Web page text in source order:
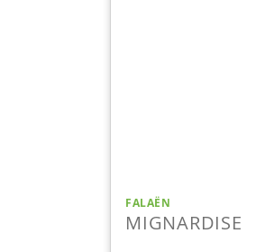
FALAËN
MIGNARDISE